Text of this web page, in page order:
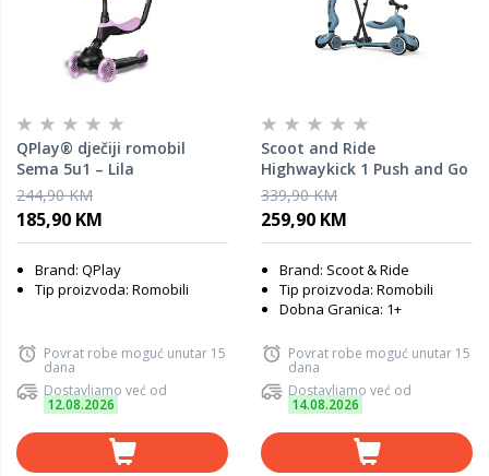
QPlay® dječiji romobil
Sema 5u1 – Lila
244,90 KM
185,90 KM
Brand: QPlay
Tip proizvoda: Romobili
Povrat robe moguć unutar 15
dana
Dostavljamo već od
12.08.2026
Scoot and Ride
Highwaykick 1 Push and Go
dječji romobil 2u1, Steel
339,90 KM
259,90 KM
Brand: Scoot & Ride
Tip proizvoda: Romobili
Dobna Granica: 1+
Povrat robe moguć unutar 15
dana
Dostavljamo već od
14.08.2026